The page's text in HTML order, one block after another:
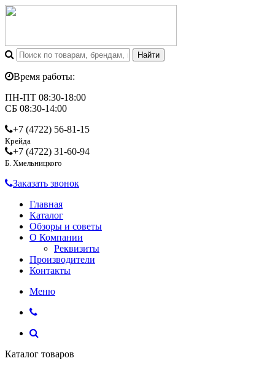
Время работы:
ПН-ПТ 08:30-18:00
СБ 08:30-14:00
+7 (4722) 56-81-15
Крейда
+7 (4722) 31-60-94
Б. Хмельницкого
Заказать звонок
Главная
Каталог
Обзоры и советы
О Компании
Реквизиты
Производители
Контакты
Меню
Каталог товаров